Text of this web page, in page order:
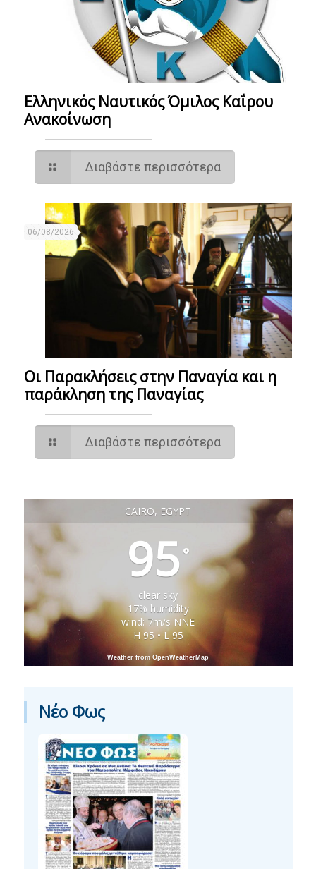
Ελληνικός Ναυτικός Όμιλος Καΐρου
Ανακοίνωση
Διαβάστε περισσότερα
06/08/2026
Οι Παρακλήσεις στην Παναγία και η
παράκληση της Παναγίας
Διαβάστε περισσότερα
CAIRO, EGYPT
95 °
clear sky
17% humidity
wind: 7m/s NNE
H 95 • L 95
Weather from OpenWeatherMap
Νέο Φως